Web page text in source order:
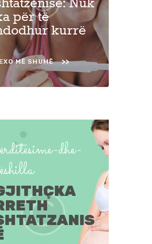
Nuk
për të
kurrë
MË SHUMË
dhe-